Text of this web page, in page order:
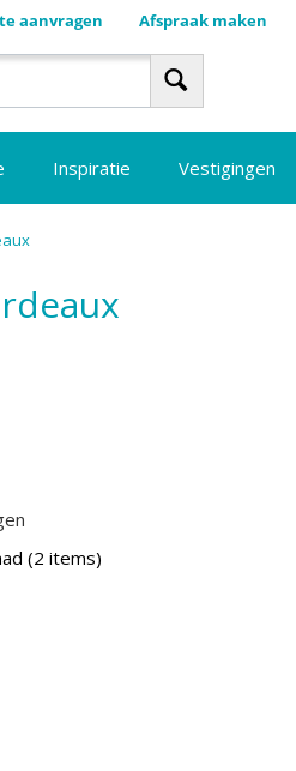
aanvragen Afspraak maken
Inspiratie Vestigingen
(2 items)